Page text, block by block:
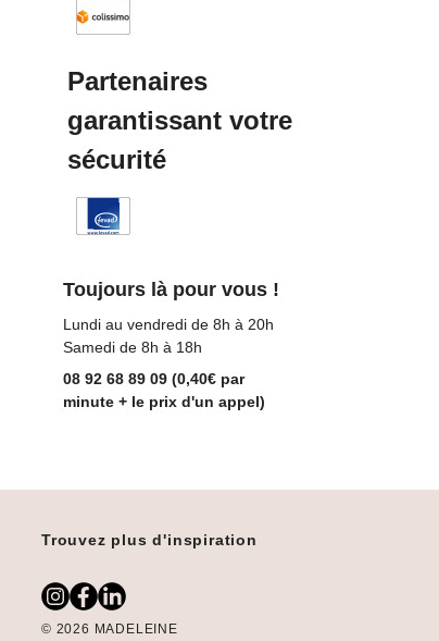
Partenaires
garantissant votre
sécurité
Toujours là pour vous !
Lundi au vendredi de 8h à 20h
Samedi de 8h à 18h
08 92 68 89 09 (0,40€ par
minute + le prix d'un appel)
Trouvez plus d'inspiration
© 2026 MADELEINE